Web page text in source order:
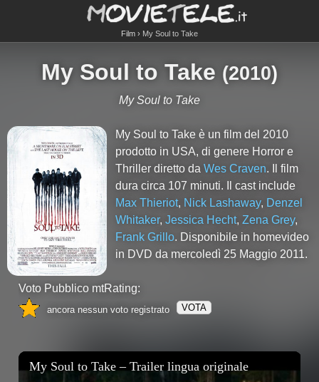
Film My Soul to Take
My Soul to Take (2010)
My Soul to Take
My Soul to Take è un film del 2010
prodotto in USA, di genere Horror e
Thriller diretto daWes Craven. Il film
dura circa 107 minuti. Il cast include
Max Thieriot, Nick Lashaway, Denzel
Whitaker,Jessica Hecht,Zena Grey,
Frank Grillo. Disponibile in homevideo
in DVD da mercoledì 25 Maggio 2011.
Voto Pubblico mtRating:
ancora nessun voto registrato VOTA